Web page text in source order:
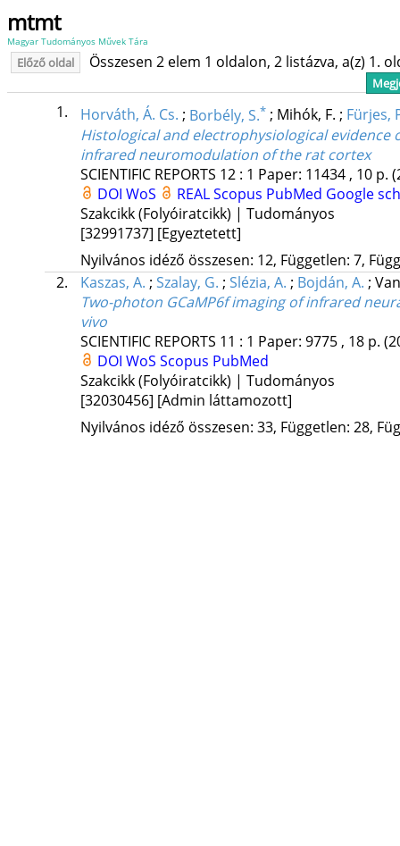
mtmt
Magyar Tudományos Művek Tára
Előző oldal Összesen 2 elem 1 oldalon, 2 listázva, a(z) 1.
1. Horváth, Á. Cs. ; Borbély, S.* ; Mihók, F. ; Fürjes,
Histological and electrophysiological
infrared neuromodulation of the rat cortex
SCIENTIFIC REPORTS 12: 1 Paper: 11434 , 10 p.
DOI WoS REALScopus PubMed Google
Szakcikk (Folyóiratcikk) | Tudományos
[32991737] [Egyeztetett]
Nyilvános idéző összesen: 12, Független: 7,
2.
Kaszas, A. ; Szalay, G. ; Slézia, A. ; Bojdán, A. ;
Two-photon GCaMP6f imaging of infrared
vivo
SCIENTIFIC REPORTS 11 : 1 Paper: 9775 , 18 p.
DOI WoS Scopus PubMed
Szakcikk (Folyóiratcikk) | Tudományos
[32030456] [Admin láttamozott]
Nyilvános idéző összesen: 33, Független: 28,